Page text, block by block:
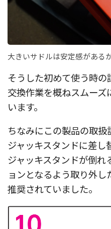
大きいサドルは安定感がある
そうした初めて使う時
交換作業を概ねスムー
います。
ちなみにこの製品の取
ジャッキスタンドに差
ジャッキスタンドが倒
ョンとなるよう取り外
推奨されていました。